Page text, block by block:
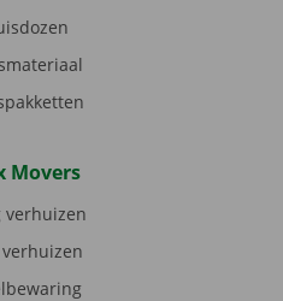
Movers
verhuizen